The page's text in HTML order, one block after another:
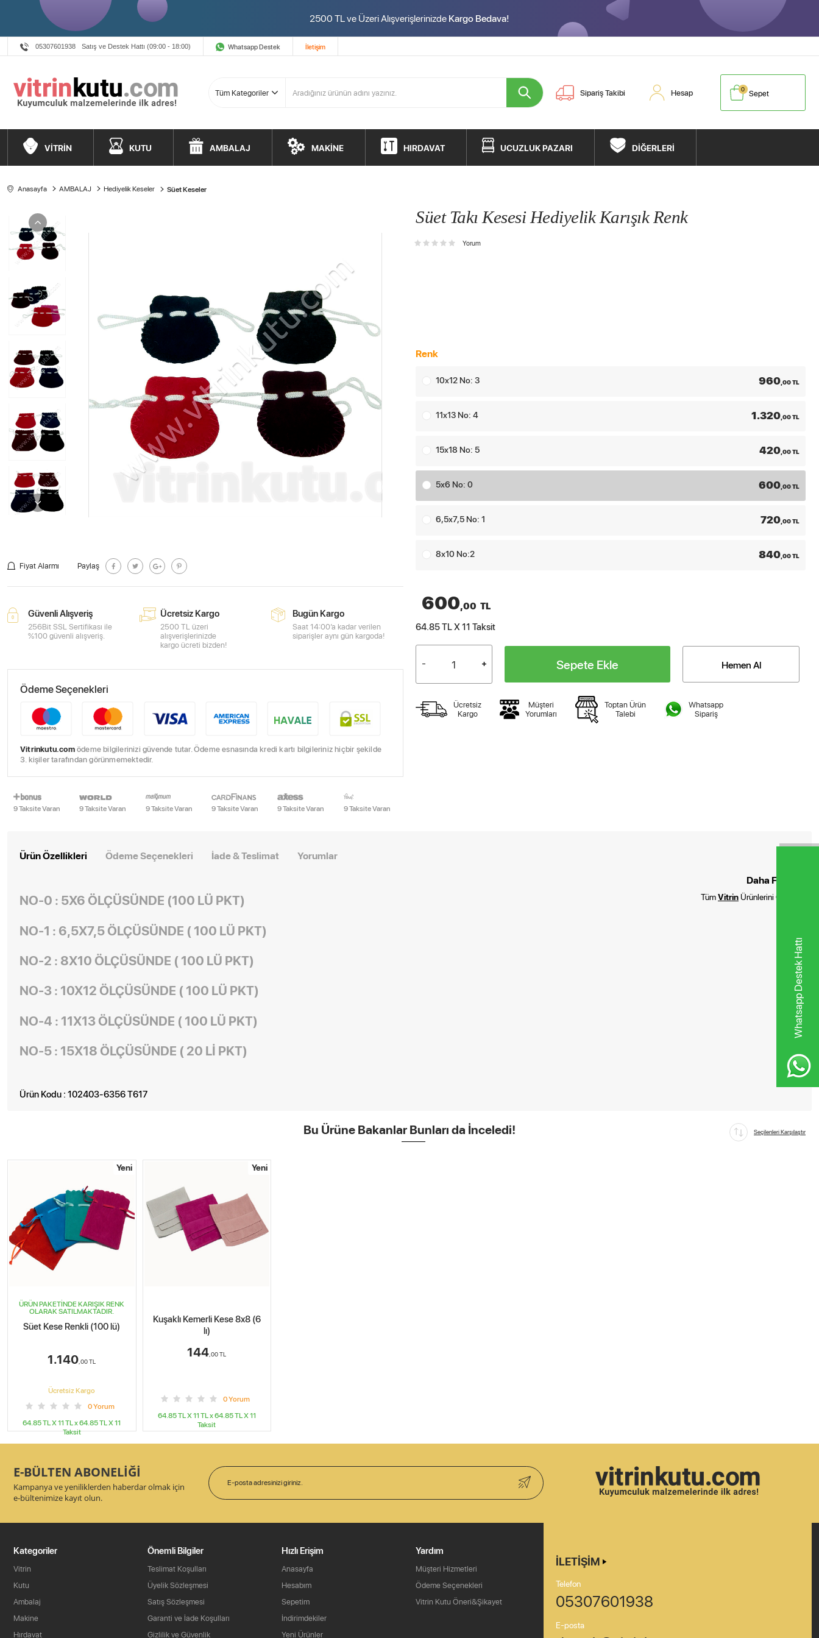
Whatsapp Destek Hattı
2500 TL ve Üzeri AlışverişlerinizdeKargo Bedava!
05307601938 Satış ve Destek Hattı (09:00 - 18:00) Whatsapp Destek İletişim
Sipariş Takibi Hesap Sepet
0
VİTRİN KUTU AMBALAJ MAKİNE HIRDAVAT UCUZLUK PAZARI DİĞERLERİ
Anasayfa AMBALAJ Hediyelik Keseler Süet Keseler
Fiyat Alarmı Paylaş
Güvenli Alışveriş
256Bit SSL Sertifikası ile
%100 güvenli alışveriş.
Ücretsiz Kargo
2500 TL üzeri
alışverişlerinizde
kargo ücreti bizden!
Bugün Kargo
Saat 14:00’a kadar verilen
siparişler aynı gün kargoda!
Ödeme Seçenekleri
Vitrinkutu.comödeme bilgilerinizi güvende tutar. Ödeme esnasında kredi kartı bilgileriniz hiçbir şekilde
3. kişiler tarafından görünmemektedir.
9 Taksite Varan 9 Taksite Varan 9 Taksite Varan 9 Taksite Varan 9 Taksite Varan 9 Taksite Varan
Süet Takı Kesesi Hediyelik Karışık Renk
Yorum
Renk
10x12 No: 3 960 ,00 TL
11x13 No: 4 1.320 ,00 TL
15x18 No: 5 420 ,00 TL
5x6 No: 0 600 ,00 TL
6,5x7,5 No: 1 720 ,00 TL
8x10 No:2 840 ,00 TL
600,00 TL
64.85 TL X 11 Taksit
Sepete Ekle Hemen Al
Ücretsiz
Kargo
Müşteri
Yorumları
Toptan Ürün
Talebi
Whatsapp
Sipariş
Ürün Özellikleri Ödeme Seçenekleri İade & Teslimat Yorumlar
NO-0 : 5X6 ÖLÇÜSÜNDE (100 LÜ PKT)
NO-1 : 6,5X7,5 ÖLÇÜSÜNDE ( 100 LÜ PKT)
NO-2 : 8X10 ÖLÇÜSÜNDE ( 100 LÜ PKT)
NO-3 : 10X12 ÖLÇÜSÜNDE ( 100 LÜ PKT)
NO-4 : 11X13 ÖLÇÜSÜNDE ( 100 LÜ PKT)
NO-5 : 15X18 ÖLÇÜSÜNDE ( 20 Lİ PKT)
Daha Fazla :
TümVitrin Ürünlerini Göster
Ürün Kodu : 102403-6356 T617
Bu Ürüne Bakanlar Bunları da İnceledi! Seçilenleri Karşılaştır
Yeni
ÜRÜN PAKETİNDE KARIŞIK RENK
OLARAK SATILMAKTADIR.
Süet Kese Renkli (100 lü)
1.140,00TL
Ücretsiz Kargo
0Yorum
64.85 TL X 11TL x64.85 TL X 11
Taksit
Yeni
Kuşaklı Kemerli Kese 8x8 (6
lı)
144,00TL
0Yorum
64.85 TL X 11TL x64.85 TL X 11
Taksit
E-BÜLTEN ABONELİĞİ
Kampanya ve yeniliklerden haberdar olmak için
e-bültenimize kayıt olun.
Kategoriler
Vitrin
Kutu
Ambalaj
Makine
Hırdavat
Önemli Bilgiler
Teslimat Koşulları
Üyelik Sözleşmesi
Satış Sözleşmesi
Garanti ve İade Koşulları
Gizlilik ve Güvenlik
Hızlı Erişim
Anasayfa
Hesabım
Sepetim
İndirimdekiler
Yeni Ürünler
Yardım
Müşteri Hizmetleri
Ödeme Seçenekleri
Vitrin Kutu Öneri&Şikayet
İLETIŞIM
Telefon
05307601938
E-posta